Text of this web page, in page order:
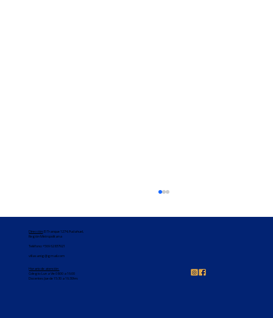
Dirección: El Tranque 1274, Pudahuel,
Región Metropolitana
Teléfono:+569 62837921
villasanig@gmail.com
Horario de atención
Colegio: Lun a Vie 08:00 a 16:00
Docentes: Jue de 15:30 a 16:30hrs